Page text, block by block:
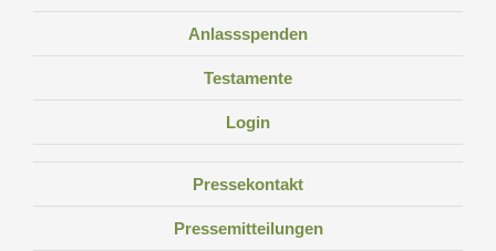
Anlassspenden
Testamente
Login
Pressekontakt
Pressemitteilungen